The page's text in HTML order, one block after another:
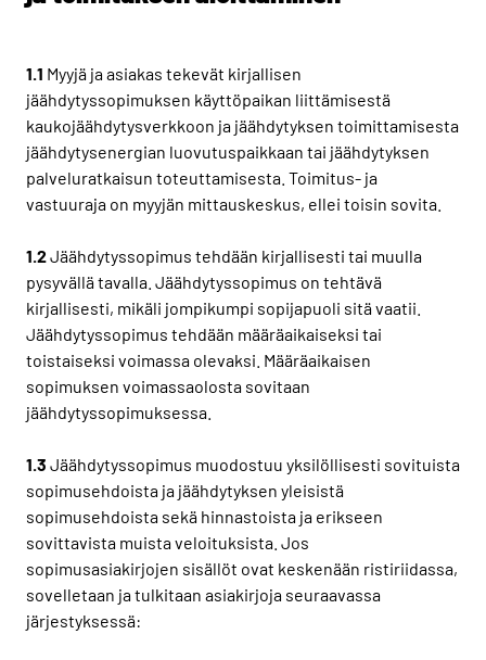
1.1 Myyjä ja asiakas tekevät kirjallisen
jäähdytyssopimuksen käyttöpaikan liittämisestä
kaukojäähdytysverkkoon ja jäähdytyksen toimittamisesta
jäähdytysenergian luovutuspaikkaan tai jäähdytyksen
palveluratkaisun toteuttamisesta. Toimitus- ja
vastuuraja on myyjän mittauskeskus, ellei toisin sovita.
1.2Jäähdytyssopimus tehdään kirjallisesti tai muulla
pysyvällä tavalla. Jäähdytyssopimus on tehtävä
kirjallisesti, mikäli jompikumpi sopijapuoli sitä vaatii.
Jäähdytyssopimus tehdään määräaikaiseksi tai
toistaiseksi voimassa olevaksi. Määräaikaisen
sopimuksen voimassaolosta sovitaan
jäähdytyssopimuksessa.
1.3 Jäähdytyssopimus muodostuu yksilöllisesti sovituista
sopimusehdoista ja jäähdytyksen yleisistä
sopimusehdoista sekä hinnastoista ja erikseen
sovittavista muista veloituksista. Jos
sopimusasiakirjojen sisällöt ovat keskenään ristiriidassa,
sovelletaan ja tulkitaan asiakirjoja seuraavassa
järjestyksessä: